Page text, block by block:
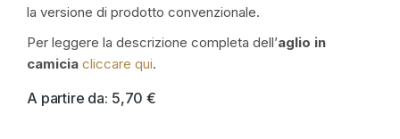
la versione di prodotto convenzionale.
Per leggere la descrizione completa dell’aglio in
camicia cliccare qui.
A partire da: 5,70€